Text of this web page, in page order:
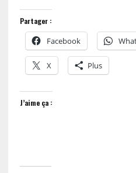
Partager :
Facebook
X Plus
J’aime ça :